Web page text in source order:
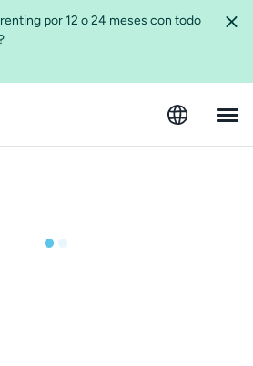
por 12 o 24 meses con todo